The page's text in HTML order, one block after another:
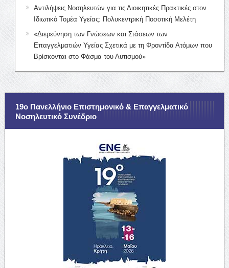
Αντιλήψεις Νοσηλευτών για τις Διοικητικές Πρακτικές στον
Ιδιωτικό Τομέα Υγείας: Πολυκεντρική Ποσοτική Μελέτη
«Διερεύνηση των Γνώσεων και Στάσεων των
Επαγγελματιών Υγείας Σχετικά με τη Φροντίδα Ατόμων που
Βρίσκονται στο Φάσμα του Αυτισμού»
19ο Πανελλήνιο Επιστημονικό & Επαγγελματικό
Νοσηλευτικό Συνέδριο